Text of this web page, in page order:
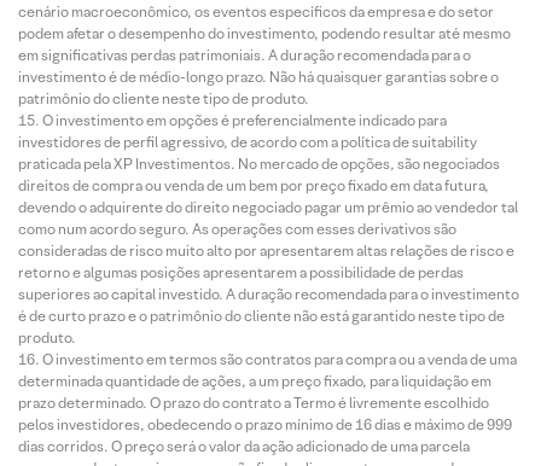
cenário macroeconômico, os eventos específicos da empresa e do setor
podem afetar o desempenho do investimento, podendo resultar até mesmo
em significativas perdas patrimoniais. A duração recomendada para o
investimento é de médio-longo prazo. Não há quaisquer garantias sobre o
patrimônio do cliente neste tipo de produto.
O investimento em opções é preferencialmente indicado para
investidores de perfil agressivo, de acordo com a política de suitability
praticada pela XP Investimentos. No mercado de opções, são negociados
direitos de compra ou venda de um bem por preço fixado em data futura,
devendo o adquirente do direito negociado pagar um prêmio ao vendedor tal
como num acordo seguro. As operações com esses derivativos são
consideradas de risco muito alto por apresentarem altas relações de risco e
retorno e algumas posições apresentarem a possibilidade de perdas
superiores ao capital investido. A duração recomendada para o investimento
é de curto prazo e o patrimônio do cliente não está garantido neste tipo de
produto.
O investimento em termos são contratos para compra ou a venda de uma
determinada quantidade de ações, a um preço fixado, para liquidação em
prazo determinado. O prazo do contrato a Termo é livremente escolhido
pelos investidores, obedecendo o prazo mínimo de 16 dias e máximo de 999
dias corridos. O preço será o valor da ação adicionado de uma parcela